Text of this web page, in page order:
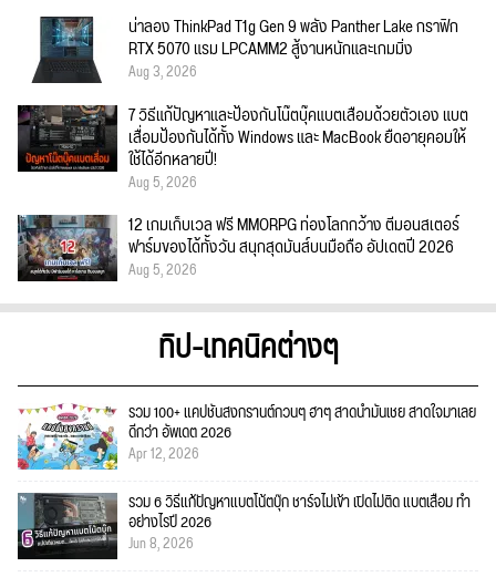
น่าลอง ThinkPad T1g Gen 9 พลัง Panther Lake กราฟิก
RTX 5070 แรม LPCAMM2 สู้งานหนักและเกมมิ่ง
Aug 3, 2026
7 วิธีแก้ปัญหาและป้องกันโน๊ตบุ๊คแบตเสื่อมด้วยตัวเอง แบต
เสื่อมป้องกันได้ทั้ง Windows และ MacBook ยืดอายุคอมให้
ใช้ได้อีกหลายปี!
Aug 5, 2026
12 เกมเก็บเวล ฟรี MMORPG ท่องโลกกว้าง ตีมอนสเตอร์
ฟาร์มของได้ทั้งวัน สนุกสุดมันส์บนมือถือ อัปเดตปี 2026
Aug 5, 2026
ทิป-เทคนิคต่างๆ
รวม 100+ แคปชั่นสงกรานต์กวนๆ ฮาๆ สาดน้ำมันเชย สาดใจมาเลย
ดีกว่า อัพเดต 2026
Apr 12, 2026
รวม 6 วิธีแก้ปัญหาแบตโน้ตบุ๊ก ชาร์จไม่เข้า เปิดไม่ติด แบตเสื่อม ทำ
อย่างไรปี 2026
Jun 8, 2026